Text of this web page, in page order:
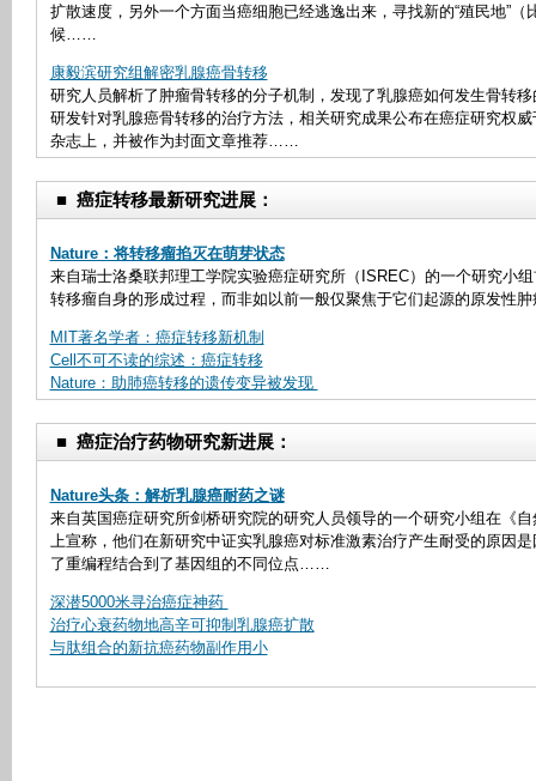
扩散速度，另外一个方面当癌细胞已经逃逸出来，寻找新的“殖民地”（
候……
康毅滨研究组解密乳腺癌骨转移
研究人员解析了肿瘤骨转移的分子机制，发现了乳腺癌如何发生骨转
研发针对乳腺癌骨转移的治疗方法，相关研究成果公布在癌症研究权
杂志上，并被作为封面文章推荐……
■癌症转移最新研究进展：
Nature：将转移瘤掐灭在萌芽状态
来自瑞士洛桑联邦理工学院实验癌症研究所（ISREC）的一个研究小
转移瘤自身的形成过程，而非如以前一般仅聚焦于它们起源的原发性
MIT著名学者：癌症转移新机制
Cell不可不读的综述：癌症转移
Nature：助肺癌转移的遗传变异被发现
■癌症治疗药物研究新进展：
Nature头条：解析乳腺癌耐药之谜
来自英国癌症研究所剑桥研究院的研究人员领导的一个研究小组在《
上宣称，他们在新研究中证实乳腺癌对标准激素治疗产生耐受的原因
了重编程结合到了基因组的不同位点……
深潜5000米寻治癌症神药
治疗心衰药物地高辛可抑制乳腺癌扩散
与肽组合的新抗癌药物副作用小